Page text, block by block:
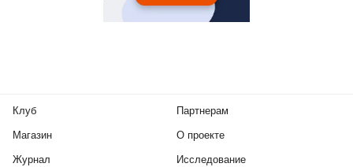
Клуб
Магазин
Журнал
Партнерам
О проекте
Исследование